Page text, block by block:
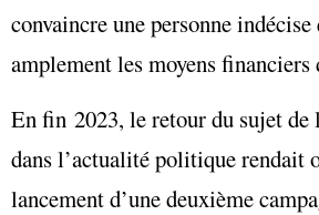
convaincre une personne
amplement les moyens financiers
En fin 2023, le retour du sujet de
dans l’actualité politique rendait
lancement d’une deuxième